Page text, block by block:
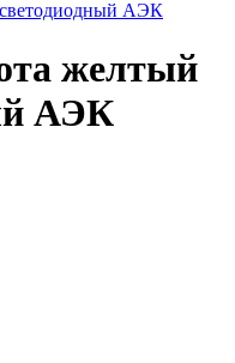
желтый
АЭК